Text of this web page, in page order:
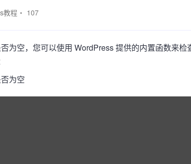
教程 • 107
为空，您可以使用 WordPress 提供的内置函数来检